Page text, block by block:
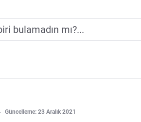
Güncelleme: 23 Aralık 2021